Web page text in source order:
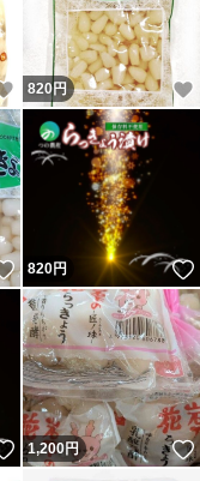
いいね！
820円
いいね！
820円
いいね！
1,200円